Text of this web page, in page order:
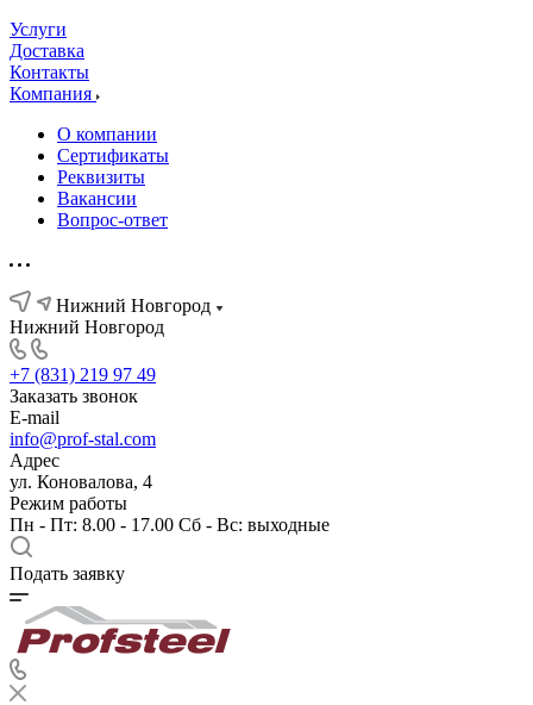
Услуги
Доставка
Контакты
Компания
О компании
Сертификаты
Реквизиты
Вакансии
Вопрос-ответ
Нижний Новгород
Нижний Новгород
+7 (831) 219 97 49
Заказать звонок
E-mail
info@prof-stal.com
Адрес
ул. Коновалова, 4
Режим работы
Пн - Пт: 8.00 - 17.00 Сб - Вс: выходные
Подать заявку